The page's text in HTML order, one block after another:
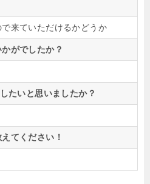
来ていただけるかどうか
がでしたか？
たいと思いましたか？
てください！